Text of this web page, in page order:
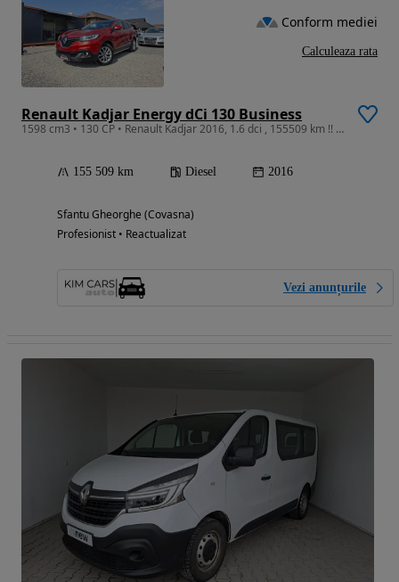
Renault Kadjar Energy dCi 130 Business
1598 cm3 • 130 CP • Renault Kadjar 2016, 1.6 dci , 155509 km !! VF1RFE00X53466669
155 509 km Diesel 2016
Sfantu Gheorghe (Covasna)
Profesionist • Reactualizat
Vezi anunțurile
Conform mediei
Calculeaza rata